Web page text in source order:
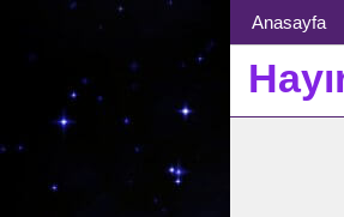
Menü
Anasayfa